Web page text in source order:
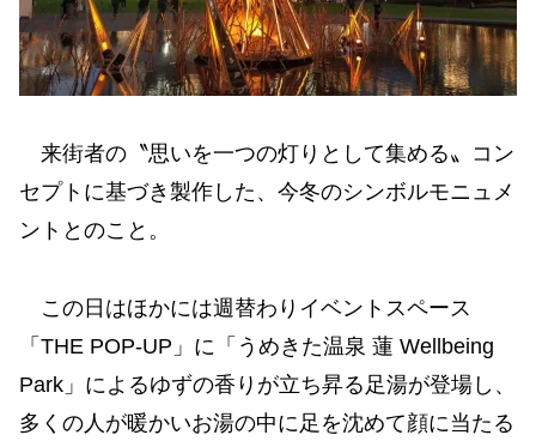
来街者の〝思いを一つの灯りとして集める〟コン
セプトに基づき製作した、今冬のシンボルモニュメ
ントとのこと。
この日はほかには週替わりイベントスペース
「THE POP-UP」に「うめきた温泉 蓮 Wellbeing
Park」によるゆずの香りが立ち昇る足湯が登場し、
多くの人が暖かいお湯の中に足を沈めて顔に当たる